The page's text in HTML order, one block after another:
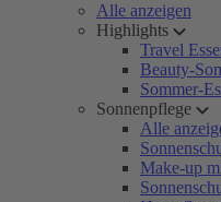
Alle anzeigen
Highlights
Travel
Beauty-
Sommer-
Sonnenpflege
Alle
Make-up